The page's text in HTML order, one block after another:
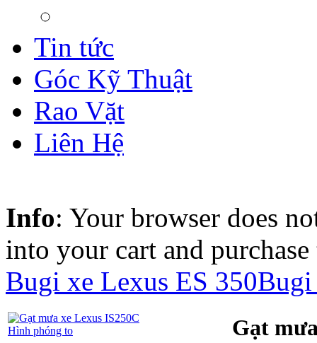
Tin tức
Góc Kỹ Thuật
Rao Vặt
Liên Hệ
Info: Your browser does
into your cart and
Bugi xe Lexus ES 350Bugi
Hình phóng to Gạt